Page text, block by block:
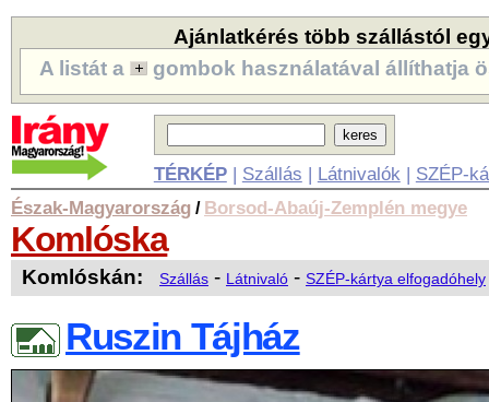
Ajánlatkérés több szállástól
A listát a
gombok használatával állíthatja
TÉRKÉP| Szállás | Látnivalók | SZÉP-
Észak-Magyarország / Borsod-Abaúj-Zemplén megye
Komlóska
Komlóskán: Szállás - Látnivaló - SZÉP-kártya elfogadóhely
Ruszin Tájház